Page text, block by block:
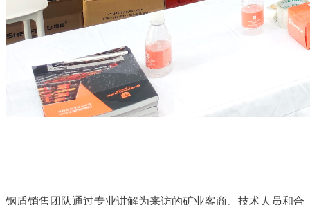
钢盾销售团队通过专业讲解为来访的矿业客商、技术人员和合